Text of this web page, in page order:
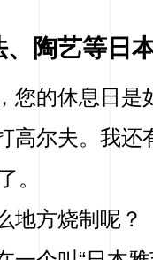
陶艺等日
您的休息日是
高尔夫。我还
。
地方烧制呢？